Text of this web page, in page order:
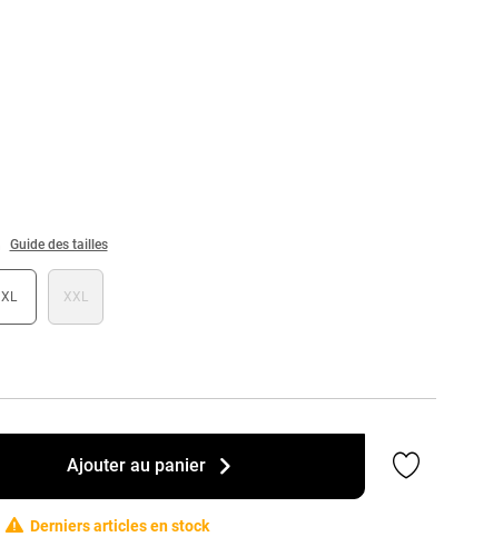
Guide des tailles
XL XXL
Ajouter au panier Ajouter
Derniers articles en stock